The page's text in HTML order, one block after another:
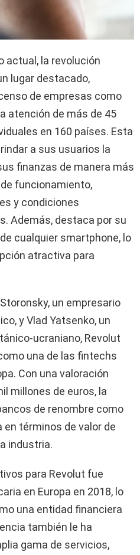
actual, la revolución
lugar destacado,
de empresas como
atención de más de 45
en 160 países. Esta
a sus usuarios la
finanzas de manera más
funcionamiento,
y condiciones
Además, destaca por su
cualquier smartphone, lo
atractiva para
un empresario
y Vlad Yatsenko, un
ucraniano, Revolut
una de las fintechs
Con una valoración
millones de euros, la
de renombre como
en términos de valor de
industria.
para Revolut fue
en Europa en 2018, lo
una entidad financiera
también le ha
gama de servicios,